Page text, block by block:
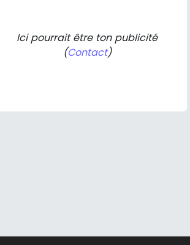
Ici pourrait être ton publicité
(Contact)